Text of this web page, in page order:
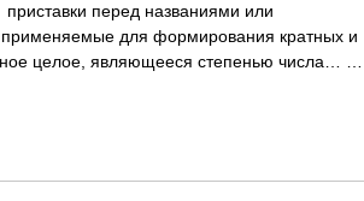
перед названиями или
для формирования кратных и
целое, являющееся степенью числа… …